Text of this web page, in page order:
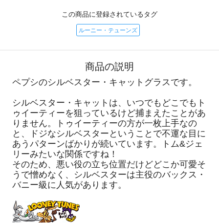
この商品に登録されているタグ
ルーニー・テューンズ
商品の説明
ペプシのシルベスター・キャットグラスです。
シルベスター・キャットは、いつでもどこでもト
ゥイーティーを狙っているけど捕まえたことがあ
りません。トゥイーティーの方が一枚上手なの
と、ドジなシルベスターということで不運な目に
あうパターンばかりが続いています。トム&ジェ
リーみたいな関係ですね！
そのため、悪い役の立ち位置だけどどこか可愛そ
うで憎めなく、シルベスターは主役のバックス・
バニー級に人気があります。